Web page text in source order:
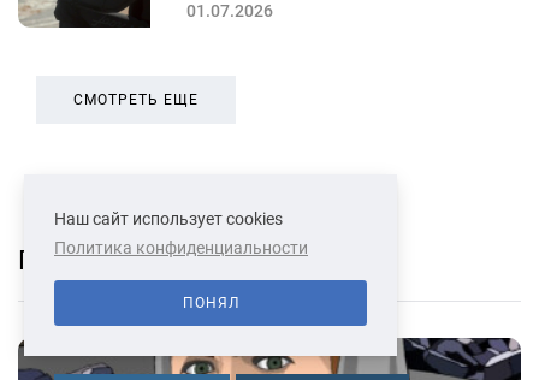
01.07.2026
СМОТРЕТЬ ЕЩЕ
Популярное
Наш сайт использует cookies
Политика конфиденциальности
ПОНЯЛ